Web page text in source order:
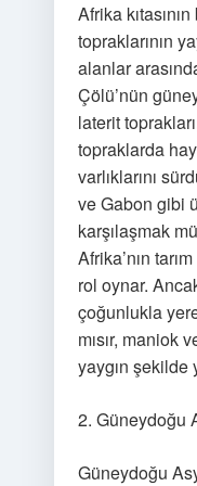
Afrika
topraklarının
alanlar
Çölü’nün
laterit
topraklarda
varlıklarını
ve Gabon gibi
karşılaşmak
Afrika’nın
rol oynar.
çoğunlukla
mısır, maniok
yaygın şekilde
2. Güneydoğu
Güneydoğu